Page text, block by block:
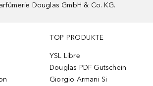
Douglas GmbH & Co. KG.
TOP PRODUKTE
YSL Libre
Douglas PDF Gutschein
Giorgio Armani Si